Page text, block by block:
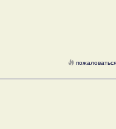
пожаловаться